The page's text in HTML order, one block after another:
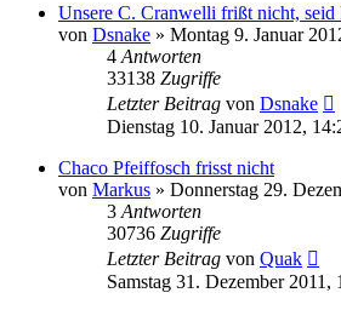
Unsere C. Cranwelli frißt nicht, seid
von Dsnake » Montag 9. Januar
4 Antworten
33138 Zugriffe
Letzter Beitrag von Dsnake
Dienstag 10. Januar 2012,
Chaco Pfeiffosch frisst nicht
von Markus » Donnerstag 29.
3 Antworten
30736 Zugriffe
Letzter Beitrag von Quak
Samstag 31. Dezember 2011,